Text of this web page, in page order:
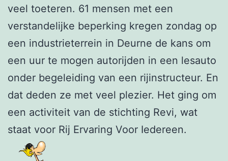
veel toeteren. 61 mensen met een
verstandelijke beperking kregen zondag op
een industrieterrein in Deurne de kans om
een uur te mogen autorijden in een lesauto
onder begeleiding van een rijinstructeur. En
dat deden ze met veel plezier. Het ging om
een activiteit van de stichting Revi, wat
staat voor Rij Ervaring Voor Iedereen.